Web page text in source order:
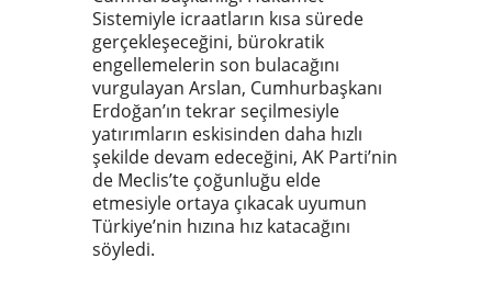
Sistemiyle icraatların kısa sürede
gerçekleşeceğini, bürokratik
engellemelerin son bulacağını
vurgulayan Arslan, Cumhurbaşkanı
Erdoğan’ın tekrar seçilmesiyle
yatırımların eskisinden daha hızlı
şekilde devam edeceğini, AK Parti’nin
de Meclis’te çoğunluğu elde
etmesiyle ortaya çıkacak uyumun
Türkiye’nin hızına hız katacağını
söyledi.